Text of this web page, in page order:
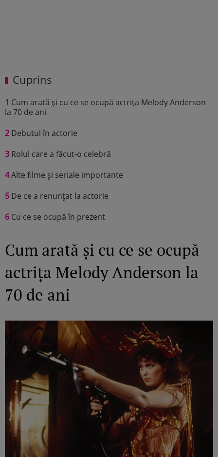
Cuprins
1 Cum arată și cu ce se ocupă actrița Melody Anderson
la 70 de ani
2 Debutul în actorie
3 Rolul care a făcut-o celebră
4Alte filme și seriale importante
5 De ce a renunțat la actorie
6 Cu ce se ocupă în prezent
Cum arată și cu ce se ocupă
actrița Melody Anderson la
70 de ani